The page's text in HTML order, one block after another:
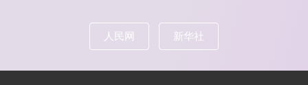
人民网 新华社